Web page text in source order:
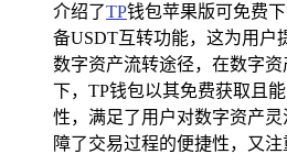
介绍了TP钱包苹果版可免费
备USDT互转功能，这为用户
数字资产流转途径，在数字
下，TP钱包以其免费获取且
性，满足了用户对数字资产
障了交易过程的便捷性，又